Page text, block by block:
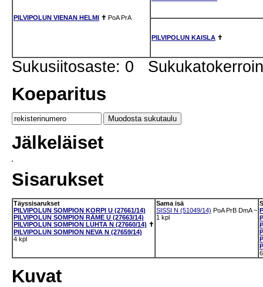
PILVIPOLUN VIENAN HELMI ✝ PoA PrA
PILVIPOLUN KAISLA ✝
Sukusiitosaste: 0
Koeparitus
Jälkeläiset
Sisarukset
Täyssisarukset
PILVIPOLUN SOMPION KORPI U (27661/14)
PILVIPOLUN SOMPION RÄME U (27663/14)
PILVIPOLUN SOMPION LUHTA N (27660/14) ✝
PILVIPOLUN SOMPION NEVA N (27659/14)
4 kpl
Sama isä
SISSI N (51049/14) PoA PrB DmA ~
1 kpl
Kuvat